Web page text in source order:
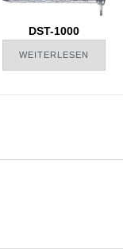
DST-1000
WEITERLESEN